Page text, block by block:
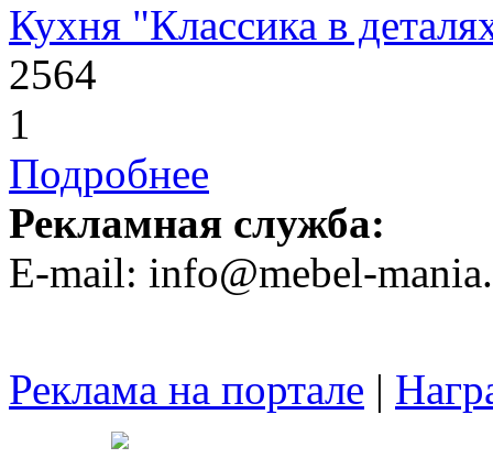
Кухня "Классика в
2564
1
Подробнее
Рекламная служба:
E-mail: info@mebel-
Реклама на портале |